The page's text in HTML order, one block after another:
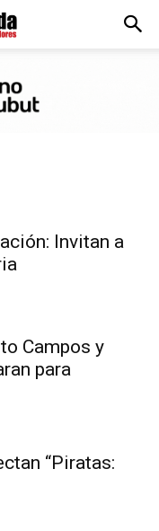
Invitan a
Campos y
para
“Piratas: